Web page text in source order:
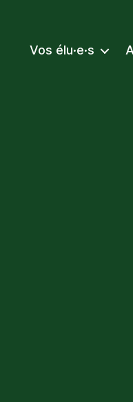
Vos élu·e·s